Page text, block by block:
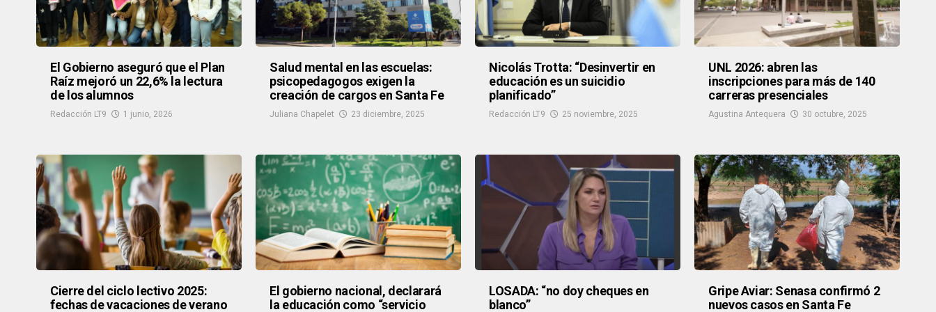
El Gobierno aseguró que el Plan
Raíz mejoró un 22,6% la lectura
de los alumnos
Redacción LT9 1 junio, 2026
Salud mental en las escuelas:
psicopedagogos exigen la
creación de cargos en Santa Fe
Juliana Chapelet 23 diciembre, 2025
Nicolás Trotta: “Desinvertir en
educación es un suicidio
planificado”
Redacción LT9 25 noviembre, 2025
UNL 2026: abren las
inscripciones para más de 140
carreras presenciales
Agustina Antequera 30 octubre, 2025
Cierre del ciclo lectivo 2025:
fechas de vacaciones de verano
El gobierno nacional, declarará
la educación como “servicio
LOSADA: “no doy cheques en
blanco”
Gripe Aviar: Senasa confirmó 2
nuevos casos en Santa Fe